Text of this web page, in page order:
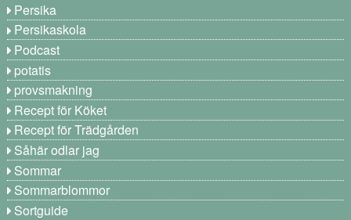
Persika
Persikaskola
Podcast
potatis
provsmakning
Recept för Köket
Recept för Trädgården
Såhär odlar jag
Sommar
Sommarblommor
Sortguide